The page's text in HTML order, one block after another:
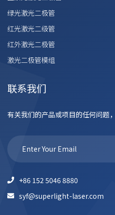
绿光激光二极管
红光激光二级管
红外激光二极管
激光二极管模组
联系我们
有关我们的产品或项目的任何问题
+86 152 5046 8880
syf@superlight-laser.com